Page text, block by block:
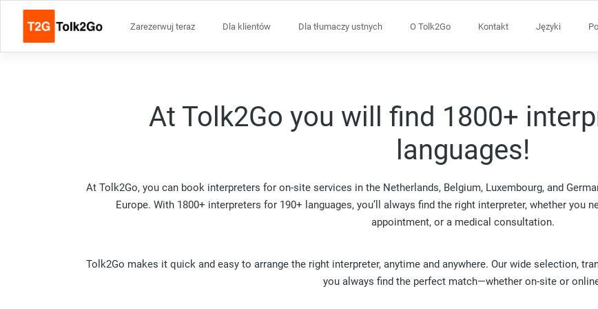
Zarezerwuj teraz Dla klientów Dla tłumaczy ustnych O Tolk2Go Kontakt Języki
At Tolk2Go you will find 1800+
languages!
At Tolk2Go, you can book interpreters for on-site services in the Netherlands, Belgium, Luxembourg, and
Europe. With 1800+ interpreters for 190+ languages, you’ll always find the right interpreter, whether you
appointment, or a medical consultation.
Tolk2Go makes it quick and easy to arrange the right interpreter, anytime and anywhere. Our wide selection,
you always find the perfect match—whether on-site or